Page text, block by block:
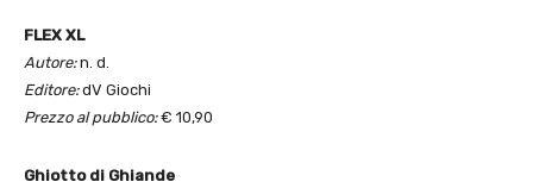
FLEX XL
Autore:n. d.
Editore:dV Giochi
Prezzo al pubblico:€ 10,90
Ghiotto di Ghiande